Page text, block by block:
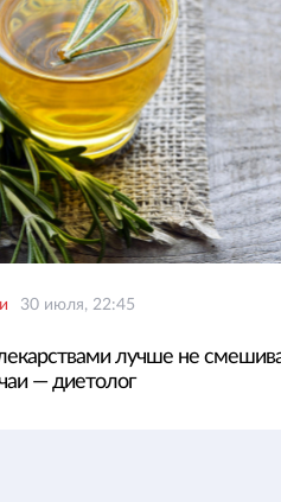
30 июля, 22:45
лучше не
— диетолог